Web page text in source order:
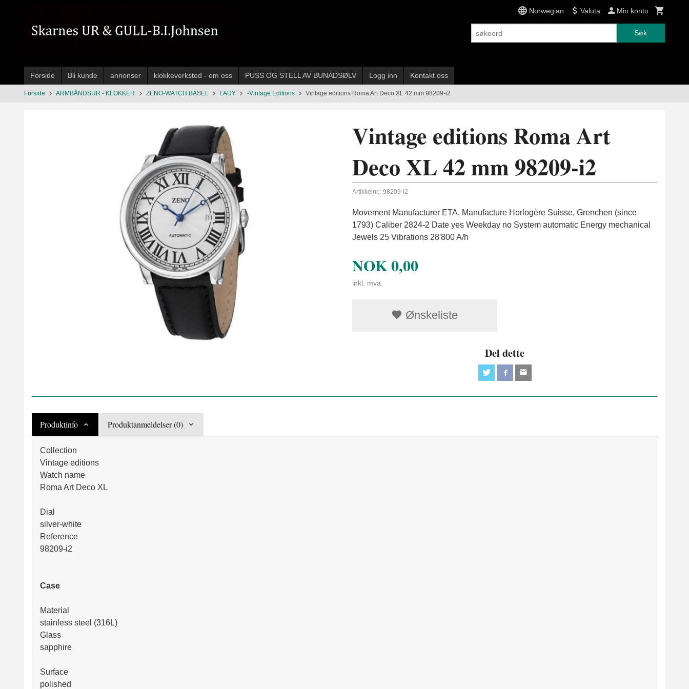
innholdet
Norwegian Valuta Min konto
Søk
Forside Bli kunde annonser klokkeverksted - om oss PUSS OG STELL AV BUNADSØLV Logg inn Kontakt oss
Forside ARMBÅNDSUR - KLOKKER ZENO-WATCH BASEL LADY -Vintage Editions Vintage editions Roma Art Deco XL 42 mm 98209-i2
Vintage editions Roma Art
Deco XL 42 mm 98209-i2
Artikkelnr.: 98209-i2
Movement Manufacturer ETA, Manufacture Horlogère Suisse, Grenchen (since
1793) Caliber 2824-2 Date yes Weekday no System automatic Energy mechanical
Jewels 25 Vibrations 28'800 A/h
NOK0,00
inkl. mva.
Ønskeliste
Del dette
Produktinfo Produktanmeldelser (0)
Collection
Vintage editions
Watch name
Roma Art Deco XL
Dial
silver-white
Reference
98209-i2
Case
Material
stainless steel (316L)
Glass
sapphire
Surface
polished